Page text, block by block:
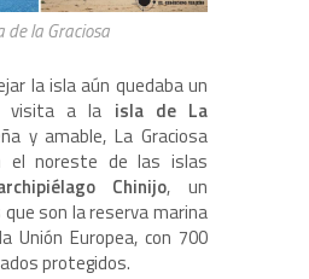
de la Graciosa
la isla aún quedaba un
visita a la isla de La
y amable, La Graciosa
el noreste de las islas
Chinijo, un
son la reserva marina
Unión Europea, con 700
protegidos.